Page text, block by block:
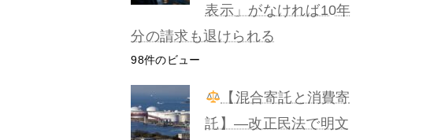
表示」がなければ10年
分の請求も退けられる
98件のビュー
【混合寄託と消費寄
託】―改正民法で明文